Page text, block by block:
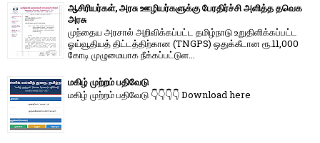
ஆசிரியர்கள், அரசு ஊழியர்களுக்கு பேரதிர்ச்சி அளித்த தவெக
அரசு
முந்தைய அரசால் அறிவிக்கப்பட்ட தமிழ்நாடு உறுதிளிக்கப்பட்ட
ஓய்வூதியத் திட்டத்திற்கான (TNGPS) ஒதுக்கீடான ரூ.11,000
கோடி முழுமையாக நீக்கப்பட்டுள...
மகிழ் முற்றம் பதிவேடு
மகிழ் முற்றம் பதிவேடு 👇👇👇👇 Download here